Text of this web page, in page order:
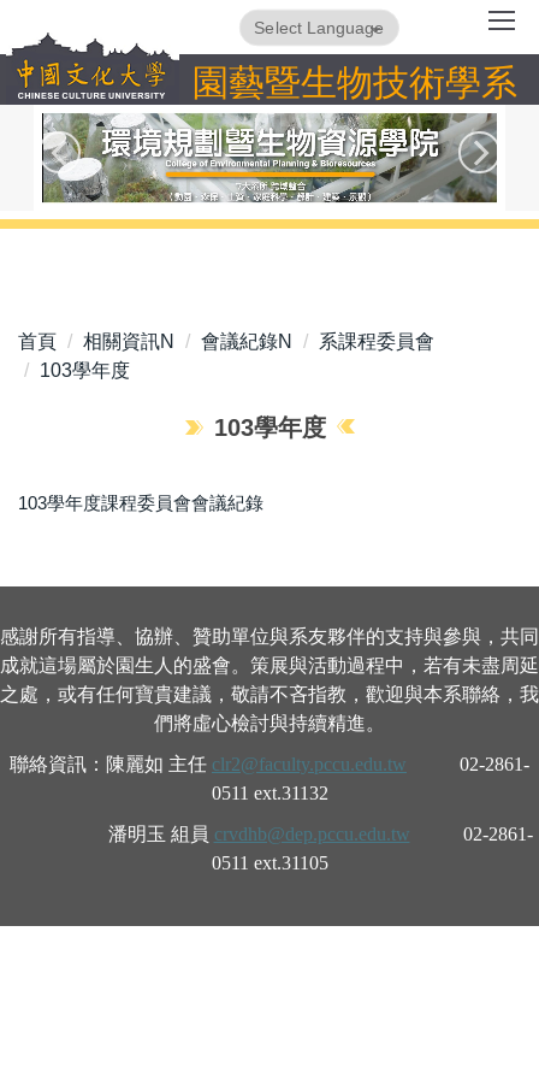
到
主
要
園藝暨生物技術學系
Translate
首頁 相關資訊N 會議紀錄N
系課程委員會
103學年度
103學年度
103學年度課程委員會會議紀錄
感謝所有指導、協辦、贊助單位與系友夥伴的支持與參與，共同
成就這場屬於園生人的盛會。策展與活動過程中，若有未盡周延
之處，或有任何寶貴建議，敬請不吝指教，歡迎與本系聯絡，我
們將虛心檢討與持續精進。
聯絡資訊：陳麗如 主任 clr2@faculty.pccu.edu.tw
02-2861-
0511 ext.31132
潘明玉 組員 crvdhb@dep.pccu.edu.tw
02-2861-
0511 ext.31105